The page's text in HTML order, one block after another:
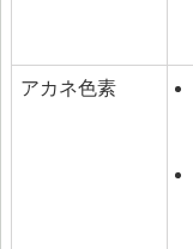
アカネ色素